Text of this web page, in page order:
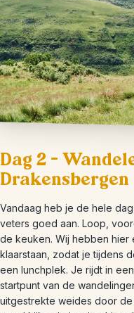
Dag 2 –
Drakensbergen
Vandaag heb je de hele
veters goed aan. Loop,
de keuken. Wij hebben
klaarstaan, zodat je tijdens
een lunchplek. Je rijdt in
startpunt van de
uitgestrekte weides door